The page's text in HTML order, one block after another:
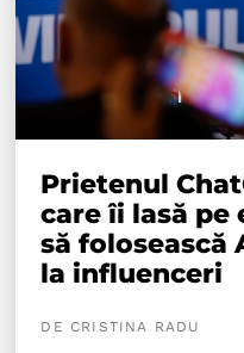
Prietenul
care îi lasă pe
să folosească
la influenceri
DE CRISTINA RADU